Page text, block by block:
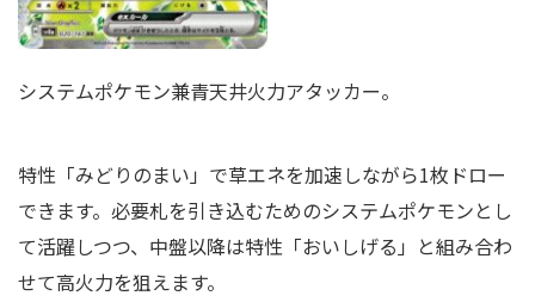
システムポケモン兼青天井火力アタッカー。
特性「みどりのまい」で草エネを加速しながら1枚ドロー
できます。必要札を引き込むためのシステムポケモンとし
て活躍しつつ、中盤以降は特性「おいしげる」と組み合わ
せて高火力を狙えます。